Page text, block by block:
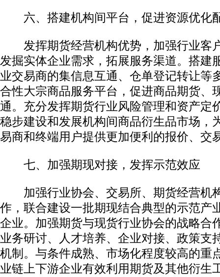
六、搭建机构间平台，促进资源优化
发挥期货经营机构优势，加强行业客
发掘实体企业需求，拓展服务渠道。搭建
业交易商的集信息互通、仓单登记转让等
合性大宗商品服务平台，促进商品期货、
通。充分发挥期货行业风险管理和资产定
稳步建设和发展机构间商品衍生品市场，
易商和终端用户提供更加便利的报价、交
七、加强期现对接，发挥示范效应
加强行业协会、交易所、期货经营机
作，联合建设一批期现结合典型的示范产
企业。加强期货与现货行业协会的战略合
业务研讨、人才培养、企业对接、政策支
机制。与条件成熟、市场化程度较高的重
业链上下游企业有效利用期货及其他衍生